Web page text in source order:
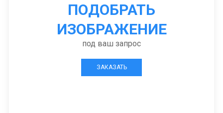
ПОДОБРАТЬ
ИЗОБРАЖЕНИЕ
под ваш запрос
ЗАКАЗАТЬ